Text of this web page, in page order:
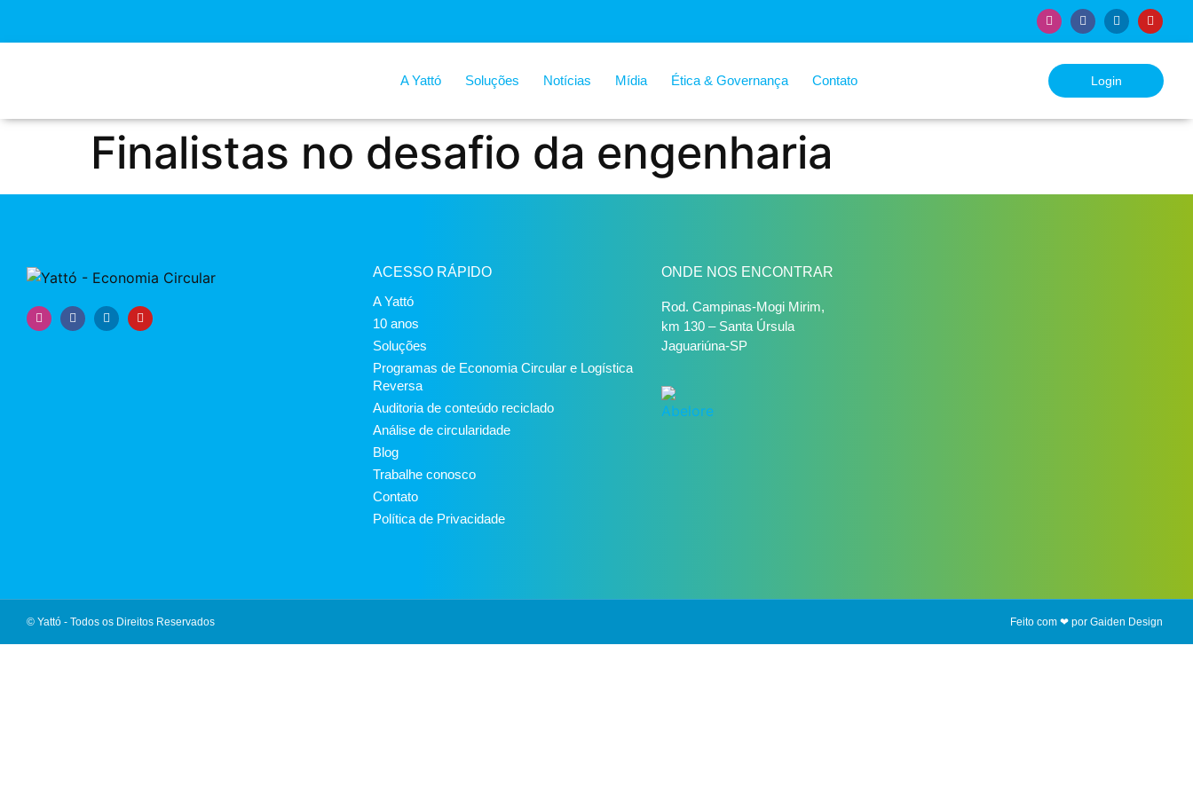
A Yattó Soluções Notícias Mídia Ética & Governança Contato Login
Finalistas no desafio da engenharia
ACESSO RÁPIDO
A Yattó
10 anos
Soluções
Programas de Economia Circular e Logística
Reversa
Auditoria de conteúdo reciclado
Análise de circularidade
Blog
Trabalhe conosco
Contato
Política de Privacidade
ONDE NOS ENCONTRAR
Rod. Campinas-Mogi Mirim,
km 130 – Santa Úrsula
Jaguariúna-SP
© Yattó - Todos os Direitos Reservados Feito com ❤ por Gaiden Design